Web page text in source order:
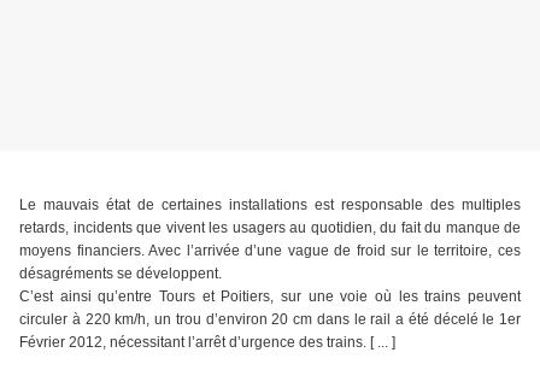
Le mauvais état de certaines installations est responsable des multiples
retards, incidents que vivent les usagers au quotidien, du fait du manque de
moyens financiers. Avec l’arrivée d’une vague de froid sur le territoire, ces
désagréments se développent.
C’est ainsi qu’entre Tours et Poitiers, sur une voie où les trains peuvent
circuler à 220 km/h, un trou d’environ 20 cm dans le rail a été décelé le 1er
Février 2012, nécessitant l’arrêt d’urgence des trains. [ ... ]